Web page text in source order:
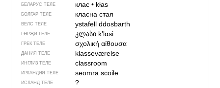
БЕЛАРУС ТЕЛЕ клас• kłas
БОЛГАР ТЕЛЕ класна стая
ВЕЛС ТЕЛЕ ystafell ddosbarth
ГӨРҖИ ТЕЛЕ კლასი kʼlɑsi
ГРЕК ТЕЛЕ σχολική αίθουσα
ДАНИЯ ТЕЛЕ klasseværelse
ИНГЛИЗ ТЕЛЕ classroom
ИРЛАНДИЯ ТЕЛЕ seomra scoile
ИСЛАНД ТЕЛЕ ?